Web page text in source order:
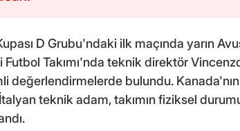
D Grubu'ndaki ilk maçında yarın
Futbol Takımı'nda teknik direktör
değerlendirmelerde bulundu.
teknik adam, takımın fiziksel